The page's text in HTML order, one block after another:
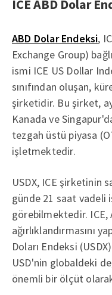
ICE ABD Dolar
ABD Dolar Endeksi,
Exchange Group)
ismi ICE US Dollar
sınıfından oluşan,
şirketidir. Bu şirket,
Kanada ve
tezgah üstü piyasa
işletmektedir.
USDX, ICE şirketinin
günde 21 saat vadeli
görebilmektedir. ICE,
ağırlıklandırmasını
Doları Endeksi
USD'nin globaldeki
önemli bir ölçüt